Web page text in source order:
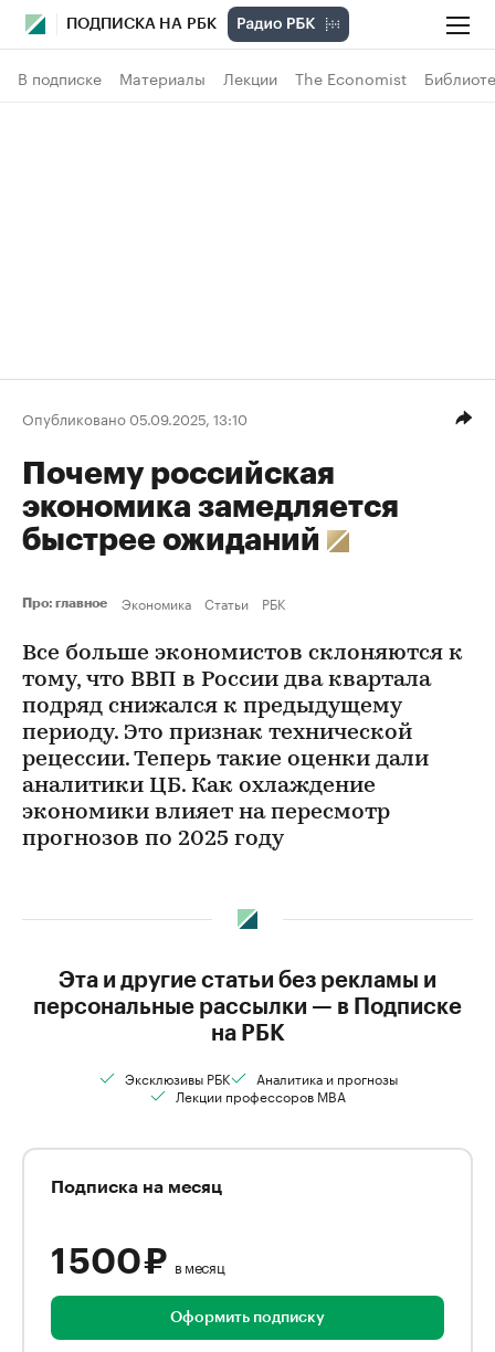
ПОДПИСКА НА РБК
В подписке Материалы Лекции The Economist
Опубликовано 05.09.2025, 13:10
Почему российская
экономика замедляется
быстрее ожиданий
Про: главное Экономика Статьи РБК
Все больше экономистов склоняются к
тому, что ВВП в России два квартала
подряд снижался к предыдущему
периоду. Это признак технической
рецессии. Теперь такие оценки дали
аналитики ЦБ. Как охлаждение
экономики влияет на пересмотр
прогнозов по 2025 году
Эта и другие статьи без рекламы и
персональные рассылки — в Подписке
на РБК
Эксклюзивы РБК
Аналитика и прогнозы
Лекции профессоров MBA
Подписка на месяц
1 500 ₽ в месяц
Оформить подписку